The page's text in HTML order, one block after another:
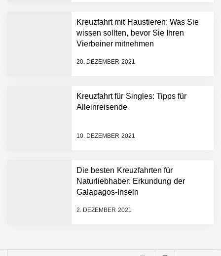
Kreuzfahrt mit Haustieren: Was Sie
wissen sollten, bevor Sie Ihren
Vierbeiner mitnehmen
20. DEZEMBER 2021
Kreuzfahrt für Singles: Tipps für
Alleinreisende
10. DEZEMBER 2021
Die besten Kreuzfahrten für
Naturliebhaber: Erkundung der
Galapagos-Inseln
2. DEZEMBER 2021